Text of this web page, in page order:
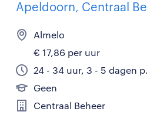
Apeldoorn, Centraal
Almelo
€ 17,86 per uur
24 - 34 uur, 3 - 5 dagen
Geen
Centraal Beheer